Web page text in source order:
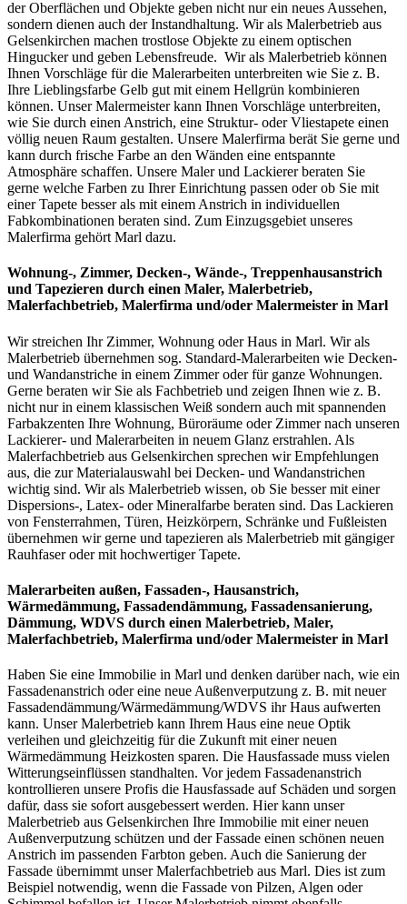
der Oberflächen und Objekte geben nicht nur ein neues Aussehen,
sondern dienen auch der Instandhaltung. Wir als Malerbetrieb aus
Gelsenkirchen machen trostlose Objekte zu einem optischen
Hingucker und geben Lebensfreude. Wir als Malerbetrieb können
Ihnen Vorschläge für die Malerarbeiten unterbreiten wie Sie z. B.
Ihre Lieblingsfarbe Gelb gut mit einem Hellgrün kombinieren
können. Unser Malermeister kann Ihnen Vorschläge unterbreiten,
wie Sie durch einen Anstrich, eine Struktur- oder Vliestapete einen
völlig neuen Raum gestalten. Unsere Malerfirma berät Sie gerne und
kann durch frische Farbe an den Wänden eine entspannte
Atmosphäre schaffen. Unsere Maler und Lackierer beraten Sie
gerne welche Farben zu Ihrer Einrichtung passen oder ob Sie mit
einer Tapete besser als mit einem Anstrich in individuellen
Fabkombinationen beraten sind. Zum Einzugsgebiet unseres
Malerfirma gehört Marl dazu.
Wohnung-, Zimmer, Decken-, Wände-, Treppenhausanstrich
und Tapezieren durch einen Maler, Malerbetrieb,
Malerfachbetrieb, Malerfirma und/oder Malermeister in Marl
Wir streichen Ihr Zimmer, Wohnung oder Haus in Marl. Wir als
Malerbetrieb übernehmen sog. Standard-Malerarbeiten wie Decken-
und Wandanstriche in einem Zimmer oder für ganze Wohnungen.
Gerne beraten wir Sie als Fachbetrieb und zeigen Ihnen wie z. B.
nicht nur in einem klassischen Weiß sondern auch mit spannenden
Farbakzenten Ihre Wohnung, Büroräume oder Zimmer nach unseren
Lackierer- und Malerarbeiten in neuem Glanz erstrahlen. Als
Malerfachbetrieb aus Gelsenkirchen sprechen wir Empfehlungen
aus, die zur Materialauswahl bei Decken- und Wandanstrichen
wichtig sind. Wir als Malerbetrieb wissen, ob Sie besser mit einer
Dispersions-, Latex- oder Mineralfarbe beraten sind. Das Lackieren
von Fensterrahmen, Türen, Heizkörpern, Schränke und Fußleisten
übernehmen wir gerne und tapezieren als Malerbetrieb mit gängiger
Rauhfaser oder mit hochwertiger Tapete.
Malerarbeiten außen, Fassaden-, Hausanstrich,
Wärmedämmung, Fassadendämmung, Fassadensanierung,
Dämmung, WDVS durch einen Malerbetrieb, Maler,
Malerfachbetrieb, Malerfirma und/oder Malermeister in Marl
Haben Sie eine Immobilie in Marl und denken darüber nach, wie ein
Fassadenanstrich oder eine neue Außenverputzung z. B. mit neuer
Fassadendämmung/Wärmedämmung/WDVS ihr Haus aufwerten
kann. Unser Malerbetrieb kann Ihrem Haus eine neue Optik
verleihen und gleichzeitig für die Zukunft mit einer neuen
Wärmedämmung Heizkosten sparen. Die Hausfassade muss vielen
Witterungseinflüssen standhalten. Vor jedem Fassadenanstrich
kontrollieren unsere Profis die Hausfassade auf Schäden und sorgen
dafür, dass sie sofort ausgebessert werden. Hier kann unser
Malerbetrieb aus Gelsenkirchen Ihre Immobilie mit einer neuen
Außenverputzung schützen und der Fassade einen schönen neuen
Anstrich im passenden Farbton geben. Auch die Sanierung der
Fassade übernimmt unser Malerfachbetrieb aus Marl. Dies ist zum
Beispiel notwendig, wenn die Fassade von Pilzen, Algen oder